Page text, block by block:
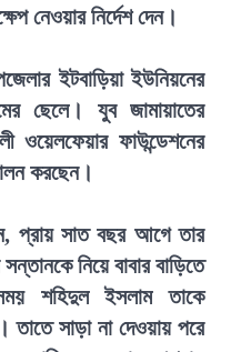
নেওয়ার নির্দেশ দেন।
ইটবাড়িয়া ইউনিয়নের
ছেলে। যুব জামায়াতের
ওয়েলফেয়ার ফাউন্ডেশনের
করছেন।
প্রায় সাত বছর আগে তার
নিয়ে বাবার বাড়িতে
শহিদুল ইসলাম তাকে
তাতে সাড়া না দেওয়ায় পরে